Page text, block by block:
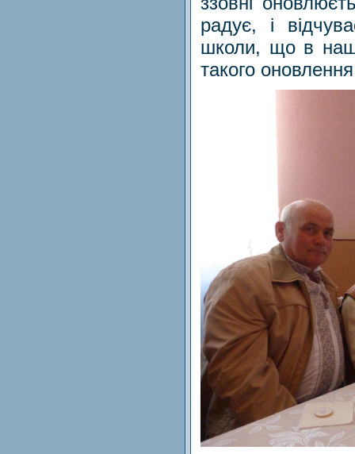
радує, і
школи, що в наш
такого